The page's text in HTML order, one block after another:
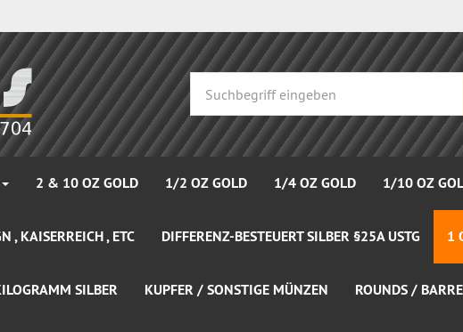
2 & 10 OZ GOLD 1/2 OZ GOLD 1/4 OZ GOLD 1/10 OZ
, KAISERREICH , ETC DIFFERENZ-BESTEUERT SILBER §25A USTG 1
SILBER KUPFER / SONSTIGE MÜNZEN ROUNDS /